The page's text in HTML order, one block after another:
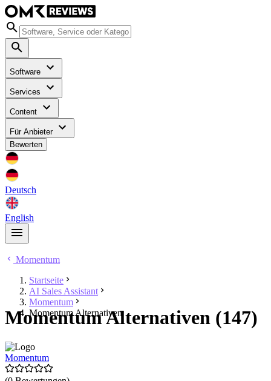
Software
Services
Content
Für Anbieter
Bewerten
Deutsch
English
Momentum
Startseite
AI Sales Assistant
Momentum
Momentum Alternativen
Momentum Alternativen (147)
Momentum